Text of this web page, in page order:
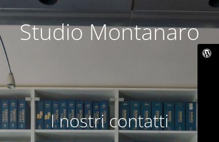
Studio Montanaro
I nostri contatti